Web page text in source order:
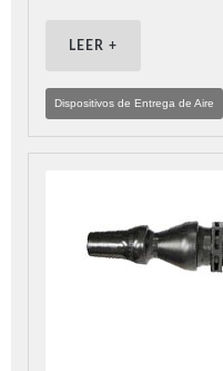
LEER +
Dispositivos de Entrega de Aire